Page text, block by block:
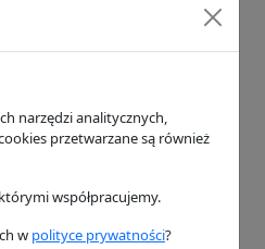
narzędzi analitycznych,
przetwarzane są również
współpracujemy.
w polityce prywatności?